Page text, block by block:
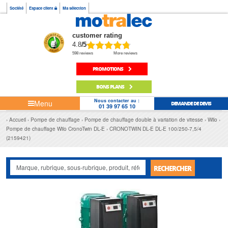
Société Espace client Ma sélection
customer rating
4.8/5
598 reviews More reviews
PROMOTIONS
BONS PLANS
Menu Nous contacter au :
01 39 97 65 10 DEMANDE DE DEVIS
Accueil Pompe de chauffage Pompe de chauffage double à variation de vitesse
Wilo
Pompe de chauffage Wilo CronoTwin DL-E
CRONOTWIN DL-E DL-E 100/250-7,5/4
(2159421)
RECHERCHER